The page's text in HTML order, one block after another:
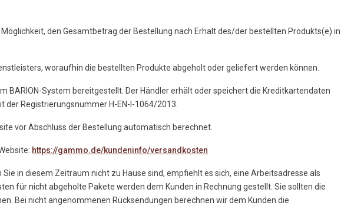
den Gesamtbetrag der Bestellung nach Erhalt des/der bestellten Produkts(e) in
woraufhin die bestellten Produkte abgeholt oder geliefert werden können.
BARION-System bereitgestellt. Der Händler erhält oder speichert die Kreditkartendaten
Registrierungsnummer H-EN-I-1064/2013.
vor Abschluss der Bestellung automatisch berechnet.
https://gammo.de/kundeninfo/versandkosten
in diesem Zeitraum nicht zu Hause sind, empfiehlt es sich, eine Arbeitsadresse als
für nicht abgeholte Pakete werden dem Kunden in Rechnung gestellt. Sie sollten die
Bei nicht angenommenen Rücksendungen berechnen wir dem Kunden die